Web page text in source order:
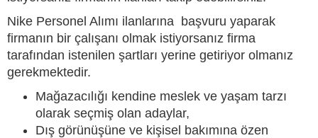
Nike Personel Alımı ilanlarına başvuru yaparak
firmanın bir çalışanı olmak istiyorsanız firma
tarafından istenilen şartları yerine getiriyor olmanız
gerekmektedir.
Mağazacılığı kendine meslek ve yaşam tarzı
olarak seçmiş olan adaylar,
Dış görünüşüne ve kişisel bakımına özen